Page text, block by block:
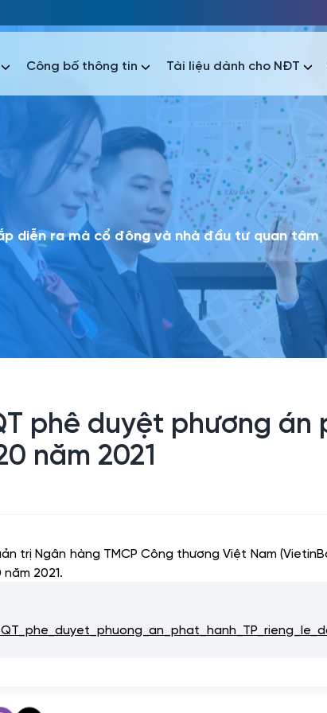
Phổ biến nhất
Báo cáo tài chính Thông tin giao dịch
Công bố thông tin Tài liệu dành cho NĐT
Phổ biến nhất
Thông tin giao dịch
diễn ra mà cổ đông và nhà đầu tư quan tâm
phê duyệt phương
năm 2021
trị Ngân hàng TMCP Công thương Việt Nam
2021.